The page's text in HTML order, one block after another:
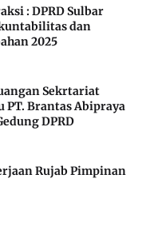
: DPRD Sulbar
dan
2025
Sekrtariat
PT. Brantas Abipraya
DPRD
Rujab Pimpinan